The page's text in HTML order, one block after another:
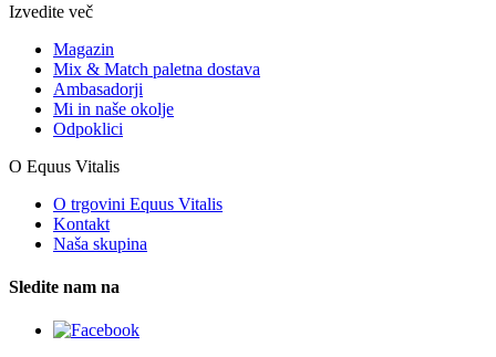
Izvedite več
Magazin
Mix & Match paletna dostava
Ambasadorji
Mi in naše okolje
Odpoklici
O Equus Vitalis
O trgovini Equus Vitalis
Kontakt
Naša skupina
Sledite nam na